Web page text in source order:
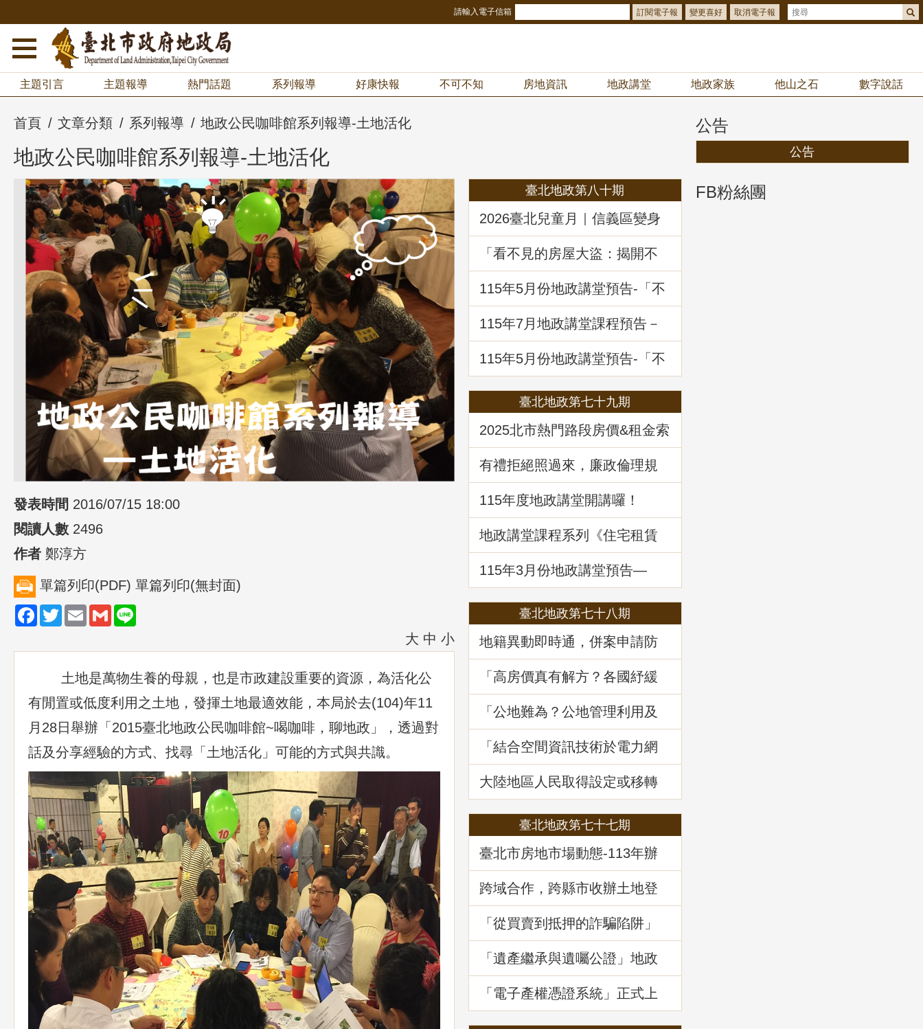
請輸入電子信箱 訂閱電子報 變更喜好 取消電子報
主題引言 主題報導 熱門話題 系列報導 好康快報 不可不知 房地資訊 地政講堂 地政家族 他山之石 數字說話
首頁 文章分類 系列報導 地政公民咖啡館系列報導-土地活化
地政公民咖啡館系列報導-土地活化
發表時間 2016/07/15 18:00
閱讀人數 2496
作者 鄭淳方
單篇列印(PDF) 單篇列印(無封面)
Facebook
TwitterEmailGmail
大 中 小
土地是萬物生養的母親，也是市政建設重要的資源，為活化公
有閒置或低度利用之土地，發揮土地最適效能，本局於去(104)年11
月28日舉辦「2015臺北地政公民咖啡館~喝咖啡，聊地政」，透過對
話及分享經驗的方式、找尋「土地活化」可能的方式與共識。
臺北地政第八十期
2026臺北兒童月｜信義區變身
冒險樂園！地政局邀你解鎖
《Once in Taipei》拿好禮
「看不見的房屋大盜：揭開不
動產詐騙的五大陰謀」地政講
堂回顧
115年5月份地政講堂預告-「不
動產優先購買權實務暨相關問
題解析」
115年7月地政講堂課程預告－
土地法第三十四條之一多數決
處分共有土地爭議問題解析
115年5月份地政講堂預告-「不
動產市場分析、趨勢展望及政
臺北地政第七十九期
2025北市熱門路段房價&租金索
驥 買租資訊馬上懂
有禮拒絕照過來，廉政倫理規
範報你知
115年度地政講堂開講囉！
地政講堂課程系列《住宅租賃
法規與實務》回顧
115年3⽉份地政講堂預告—
「看不見的房屋大盜：揭開不
臺北地政第七十八期
地籍異動即時通，併案申請防
詐好輕鬆
「高房價真有解方？各國紓緩
居住負擔對策與臺灣房市前景
展望」地政講堂回顧
「公地難為？公地管理利用及
處分實務」地政講堂回顧
「結合空間資訊技術於電力網
韌性及西部海域離岸風力發電
選址風險分析」地政講堂回顧
大陸地區人民取得設定或移轉
不動產物權之許可及管理
臺北地政第七十七期
臺北市房地市場動態-113年辦
公及店面市場
跨域合作，跨縣市收辦土地登
記
「從買賣到抵押的詐騙陷阱」
地政講堂回顧
「遺產繼承與遺囑公證」地政
講堂回顧
「電子產權憑證系統」正式上
線1周年
公告
公告
FB粉絲團